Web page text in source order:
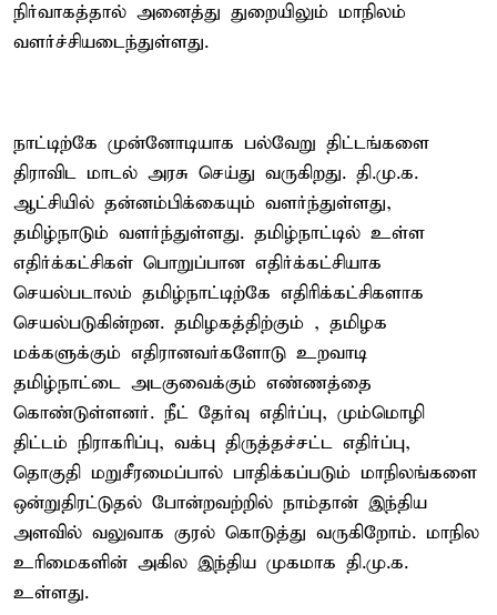
நிர்வாகத்தால் அனைத்து துறையிலும் மாநிலம்
வளர்ச்சியடைந்துள்ளது.
நாட்டிற்கே முன்னோடியாக பல்வேறு திட்டங்களை
திராவிட மாடல் அரசு செய்து வருகிறது. தி.மு.க.
ஆட்சியில் தன்னம்பிக்கையும் வளர்ந்துள்ளது,
தமிழ்நாடும் வளர்ந்துள்ளது. தமிழ்நாட்டில் உள்ள
எதிர்க்கட்சிகள் பொறுப்பான எதிர்க்கட்சியாக
செயல்படாலம் தமிழ்நாட்டிற்கே எதிரிக்கட்சிகளாக
செயல்படுகின்றன. தமிழகத்திற்கும் , தமிழக
மக்களுக்கும் எதிரானவர்களோடு உறவாடி
தமிழ்நாட்டை அடகுவைக்கும் எண்ணத்தை
கொண்டுள்ளனர். நீட் தேர்வு எதிர்ப்பு, மும்மொழி
திட்டம் நிராகரிப்பு, வக்பு திருத்தச்சட்ட எதிர்ப்பு,
தொகுதி மறுசீரமைப்பால் பாதிக்கப்படும் மாநிலங்களை
ஒன்றுதிரட்டுதல் போன்றவற்றில் நாம்தான் இந்திய
அளவில் வலுவாக குரல் கொடுத்து வருகிறோம். மாநில
உரிமைகளின் அகில இந்திய முகமாக தி.மு.க.
உள்ளது.